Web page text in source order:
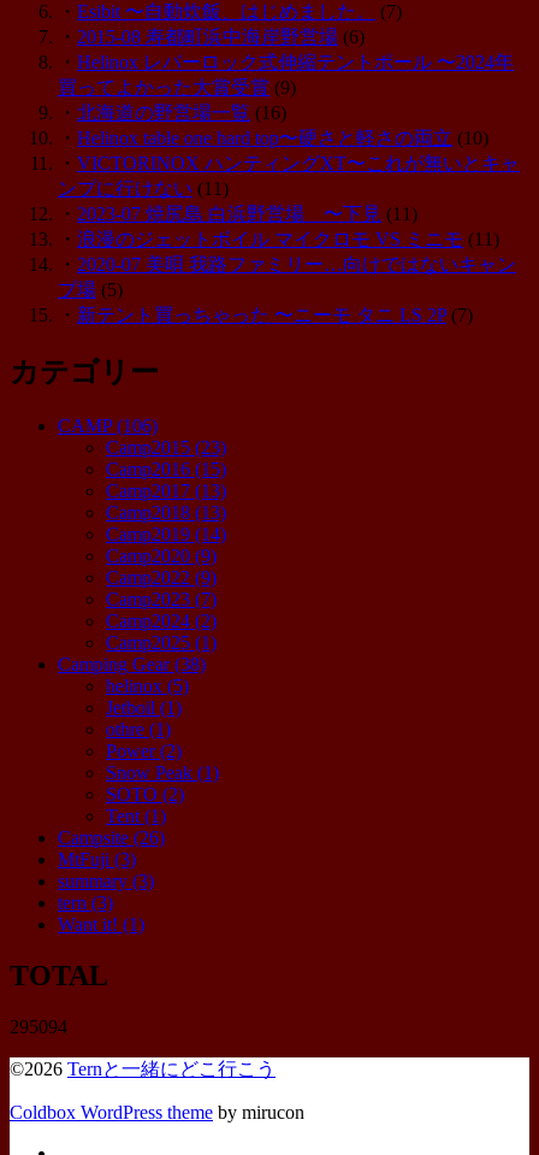
・ Esibit 〜自動炊飯、はじめました。
(7)
・ 2015-08 寿都町浜中海岸野営場 (6)
・ Helinox レバーロック式伸縮テントポール 〜2024年
買ってよかった大賞受賞 (9)
・ 北海道の野営場一覧 (16)
・ Helinox table one hard top〜硬さと軽さの両立 (10)
・ VICTORINOX ハンティングXT〜これが無いとキャ
ンプに行けない (11)
・ 2023-07 焼尻島 白浜野営場 〜下見 (11)
・ 浪漫のジェットボイル マイクロモ VS ミニモ (11)
・ 2020-07 美唄 我路ファミリー…向けではないキャン
プ場 (5)
・ 新テント買っちゃった 〜ニーモ タニ LS 2P (7)
カテゴリー
CAMP(106)
Camp2015 (23)
Camp2016 (15)
Camp2017 (13)
Camp2018 (13)
Camp2019 (14)
Camp2020 (9)
Camp2022 (9)
Camp2023 (7)
Camp2024 (2)
Camp2025 (1)
Camping Gear(38)
helinox (5)
Jetboil (1)
othre (1)
Power(2)
Snow Peak (1)
SOTO (2)
Tent (1)
Campsite (26)
MtFuji (3)
summary (3)
tern (3)
Want it! (1)
TOTAL
295094
©2026 Ternと一緒にどこ行こう
Coldbox WordPress theme by mirucon